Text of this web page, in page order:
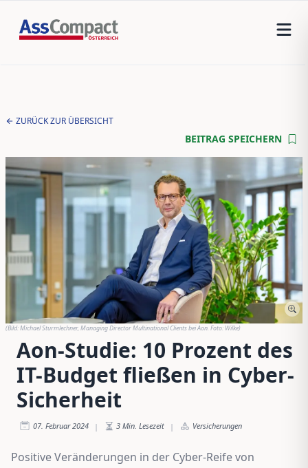
ZURÜCK ZUR ÜBERSICHT
BEITRAG SPEICHERN
(Bild:Michael Sturmlechner, Managing Director Multinational Clients bei Aon. Foto: Wilke)
Aon-Studie: 10 Prozent des
IT-Budget fließen in Cyber-
Sicherheit
07. Februar 2024 | 3 Min. Lesezeit | Versicherungen
Positive Veränderungen in der Cyber-Reife von